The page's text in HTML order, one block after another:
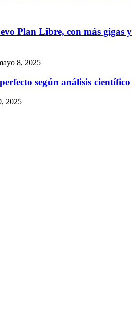
Plan Libre, con más gigas y
8, 2025
según análisis científico
2025